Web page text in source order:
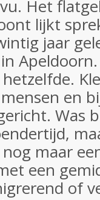
Het
lijkt
jaar
en
Was
maar
een
of